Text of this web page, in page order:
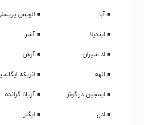
آبا
الویس
ایندیلا
آشر
اد شیران
آرش
الهه
انریکه
ایمجین دراگونز
آریانا گرانده
ادل
ایگلز